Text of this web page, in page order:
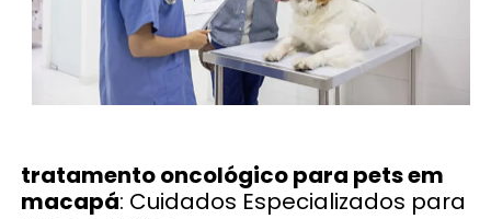
tratamento oncológico para pets em
macapá: Cuidados Especializados para